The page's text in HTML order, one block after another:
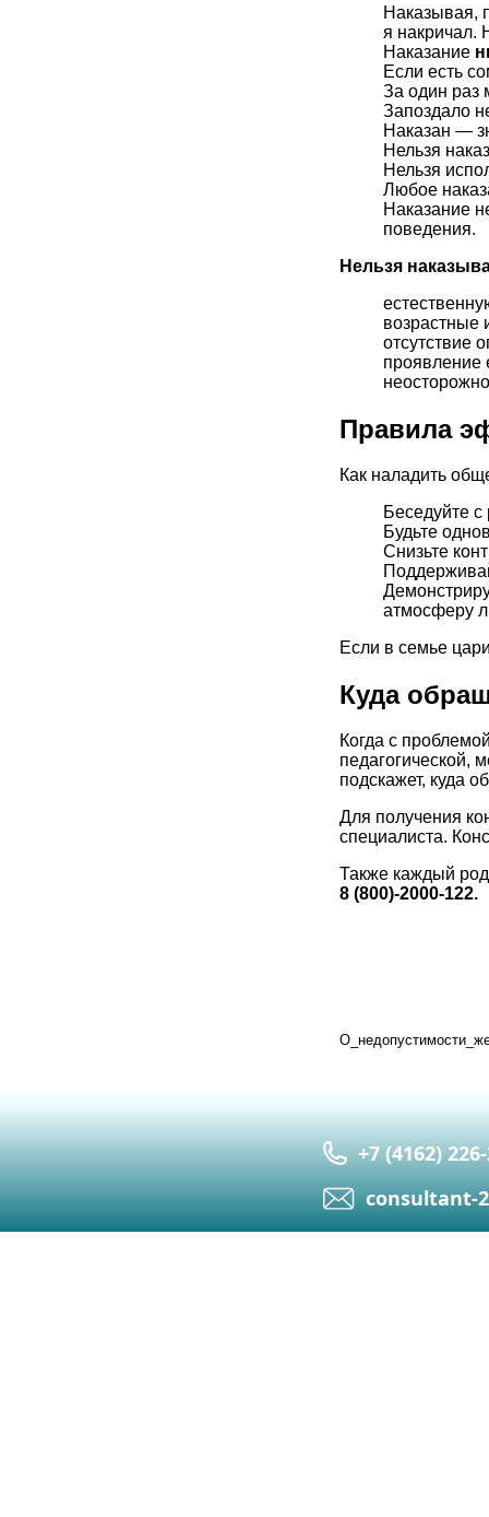
Наказывая,
я накричал.
Наказание
Если есть
За один раз
Запоздало
Наказан —
Нельзя
Нельзя
Любое
Наказание
поведения.
Нельзя
возрастные
отсутствие
проявление
Правила
Как наладить
Беседуйте
Будьте
Снизьте
атмосферу
Если в семье
Куда
Когда с
педагогической,
подскажет, куда
Для получения
специалиста.
Также каждый
8 (800)-2000-122.
+7 (4162)
сonsultant-